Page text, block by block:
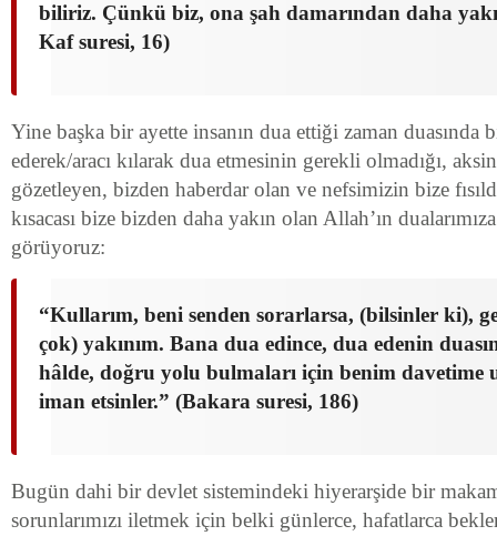
biliriz. Çünkü biz, ona şah damarından daha
Kaf suresi, 16)
Yine başka bir ayette insanın dua ettiği zaman duasında
ederek/aracı kılarak dua etmesinin gerekli olmadığı,
gözetleyen, bizden haberdar olan ve nefsimizin bize
kısacası bize bizden daha yakın olan Allah’ın
görüyoruz:
“Kullarım, beni senden sorarlarsa, (bilsinler ki),
çok) yakınım. Bana dua edince, dua edenin
hâlde, doğru yolu bulmaları için benim davetime
iman etsinler.” (Bakara suresi, 186)
Bugün dahi bir devlet sistemindeki hiyerarşide bir
sorunlarımızı iletmek için belki günlerce, hafatlarca